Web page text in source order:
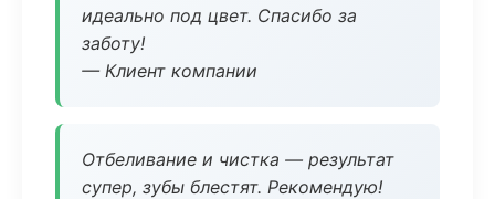
идеально под цвет. Спасибо за
заботу!
— Клиент компании
Отбеливание и чистка — результат
супер, зубы блестят. Рекомендую!